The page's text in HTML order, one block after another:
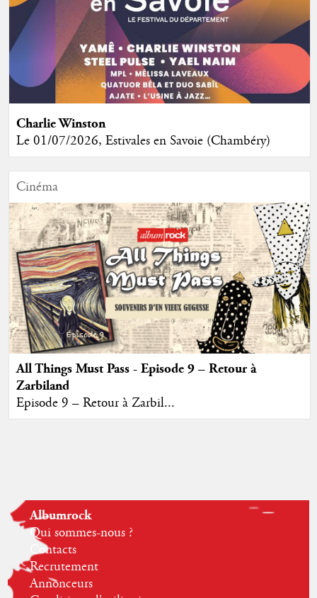
Charlie Winston
Le 01/07/2026, Estivales en Savoie (Chambéry)
Cinéma
All Things Must Pass - Episode 9 – Retour à
Zarbiland
Episode 9 – Retour à Zarbil...
Albumrock
Qui sommes-nous ?
Contacts
Recrutement
Annonceurs